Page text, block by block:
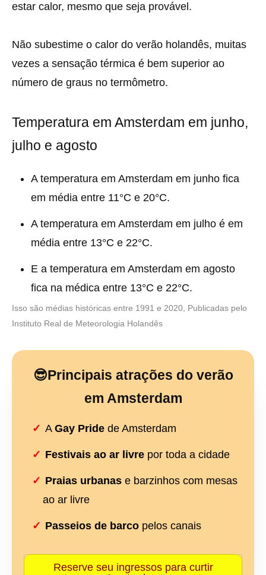
estar calor, mesmo que seja provável.
Não subestime o calor do verão holandês, muitas
vezes a sensação térmica é bem superior ao
número de graus no termômetro.
Temperatura em Amsterdam em junho,
julho e agosto
A temperatura em Amsterdam em junho fica
em média entre 11°C e 20°C.
A temperatura em Amsterdam em julho é em
média entre 13°C e 22°C.
E a temperatura em Amsterdam em agosto
fica na médica entre 13°C e 22°C.
Isso são médias históricas entre 1991 e 2020, Publicadas pelo
Instituto Real de Meteorologia Holandês
😎Principais atrações do verão
em Amsterdam
A Gay Pridede Amsterdam
Festivais ao ar livrepor toda a cidade
Praias urbanase barzinhos com mesas
ao ar livre
Passeios de barcopelos canais
Reserve seu ingressos para curtir